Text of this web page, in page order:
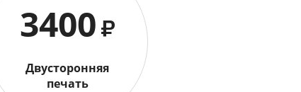
3400₽
Двусторонняя
печать